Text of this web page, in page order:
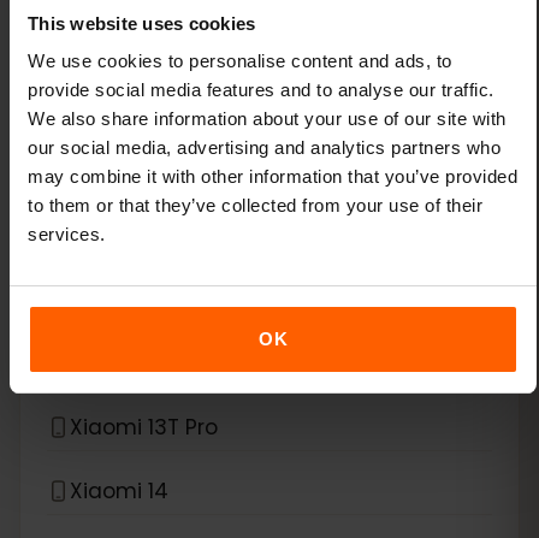
This website uses cookies
We use cookies to personalise content and ads, to
provide social media features and to analyse our traffic.
We also share information about your use of our site with
our social media, advertising and analytics partners who
may combine it with other information that you’ve provided
to them or that they’ve collected from your use of their
services.
OK
Google Pixel Fold
eSIM kompatybilny zXiaomi*
Xiaomi 12T Pro
Xiaomi 13
Xiaomi 13T Pro
Xiaomi 14